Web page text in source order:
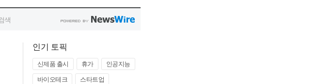
인기 토픽
신제품 출시 휴가
인공지능
바이오테크
스타트업